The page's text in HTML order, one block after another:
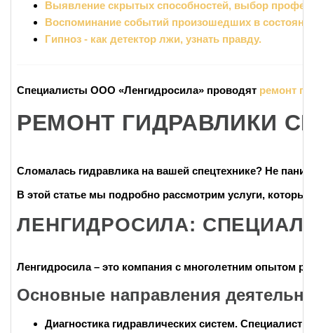
Выявление скрытых способностей, выбор
Воспоминание событий произошедших в
Гипноз - как детектор лжи, узнать правду.
Специалисты ООО «Ленгидросила» проводят ремонт
РЕМОНТ ГИДРАВЛИКИ
Сломалась гидравликана вашей спецтехнике? Не
В этой статье мы подробно рассмотрим услуги,
ЛЕНГИДРОСИЛА:
Ленгидросила– это компания с многолетним опытом
Основные направления
Диагностика гидравлических систем. Специалисты